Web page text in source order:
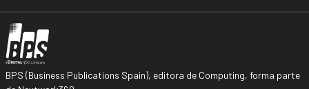
BPS (Business Publications Spain), editora de Computing, forma parte